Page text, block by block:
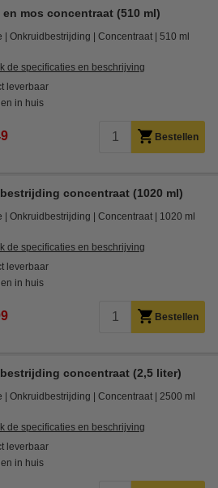
mos concentraat (510 ml)
Onkruidbestrijding Concentraat 510 ml
de specificaties en beschrijving
leverbaar
in huis
Bestellen
concentraat (1020 ml)
Onkruidbestrijding Concentraat 1020 ml
de specificaties en beschrijving
leverbaar
in huis
Bestellen
concentraat (2,5 liter)
Onkruidbestrijding Concentraat 2500 ml
de specificaties en beschrijving
leverbaar
in huis